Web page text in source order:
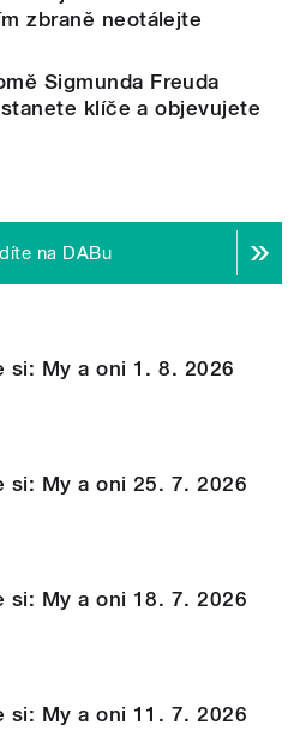
zbraně neotálejte
Sigmunda Freuda
klíče a objevujete
na DABu
si: My a oni 1. 8. 2026
si: My a oni 25. 7. 2026
si: My a oni 18. 7. 2026
si: My a oni 11. 7. 2026